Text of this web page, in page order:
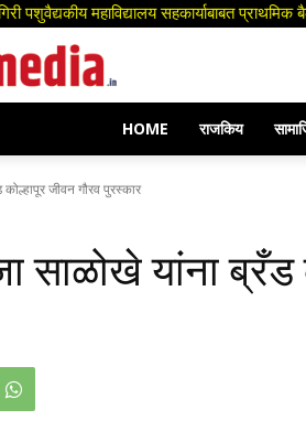
घटना रोखण्यासाठी ठोस उपाय योजना करा :
HOME राजकिय
जीवन गौरव पुरस्कार
यांना ब्रँड